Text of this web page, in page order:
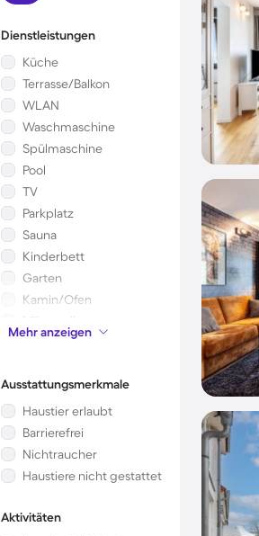
Dienstleistungen
Küche
Terrasse/Balkon
WLAN
Waschmaschine
Spülmaschine
Pool
TV
Parkplatz
Sauna
Kinderbett
Garten
Kamin/Ofen
Mikrowelle
Klimaanlage
Mehr anzeigen
Ausstattungsmerkmale
Haustier erlaubt
Barrierefrei
Nichtraucher
Haustiere nicht gestattet
Aktivitäten